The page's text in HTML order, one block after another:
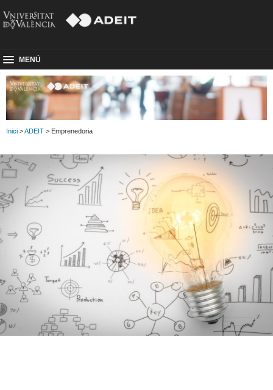
MENÚ
Inici >ADEIT > Emprenedoria